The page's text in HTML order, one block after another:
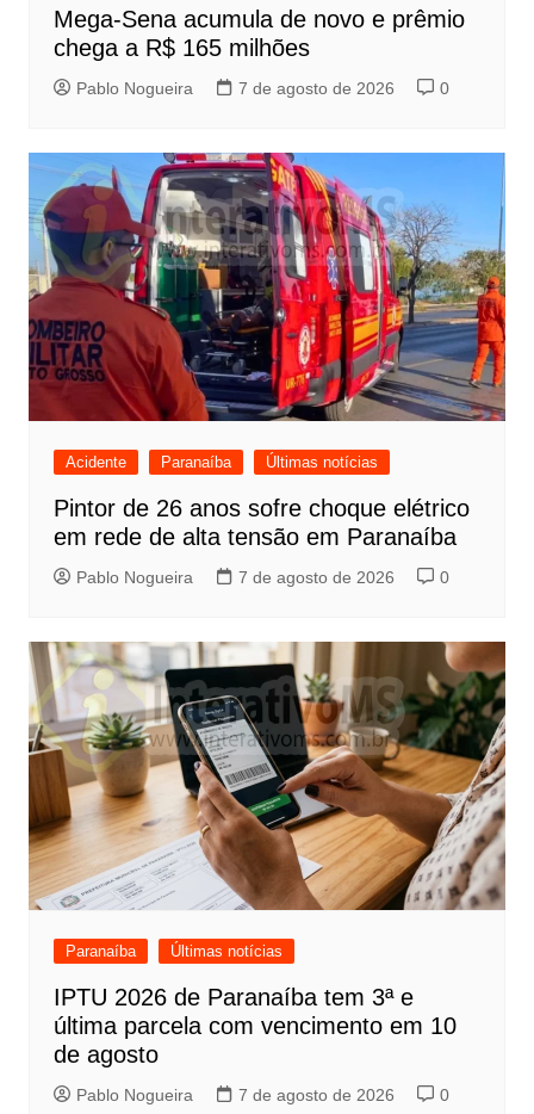
Mega-Sena acumula de novo e prêmio
chega a R$ 165 milhões
Pablo Nogueira 7 de agosto de 2026 0
Acidente Paranaíba Últimas notícias
Pintor de 26 anos sofre choque elétrico
em rede de alta tensão em Paranaíba
Pablo Nogueira 7 de agosto de 2026 0
Paranaíba Últimas notícias
IPTU 2026 de Paranaíba tem 3ª e
última parcela com vencimento em 10
de agosto
Pablo Nogueira 7 de agosto de 2026 0